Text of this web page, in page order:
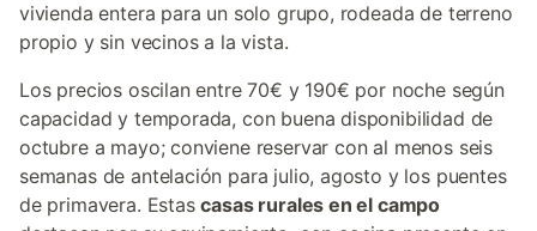
vivienda entera para un solo grupo, rodeada de terreno
propio y sin vecinos a la vista.
Los precios oscilan entre 70€ y 190€ por noche según
capacidad y temporada, con buena disponibilidad de
octubre a mayo; conviene reservar con al menos seis
semanas de antelación para julio, agosto y los puentes
de primavera. Estascasas rurales en el campo